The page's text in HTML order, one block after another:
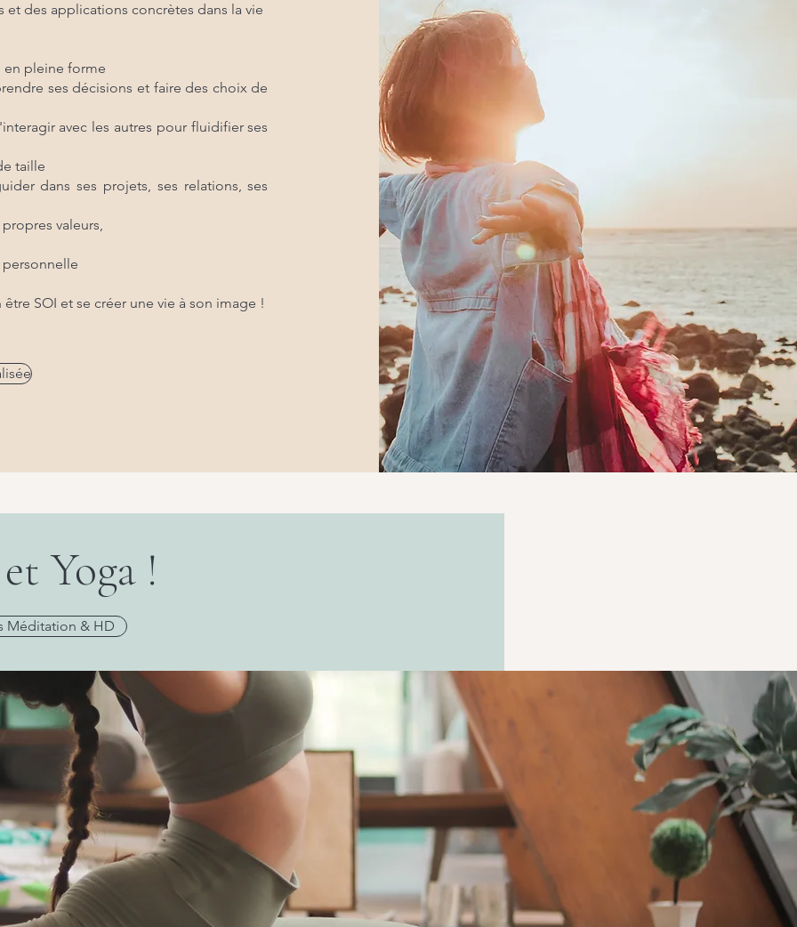
des applications concrètes dans la vie
en pleine forme
ses décisions et faire des choix de
avec les autres pour fluidifier ses
taille
dans ses projets, ses relations, ses
valeurs,
personnelle
SOI et se créer une vie à son image !
Yoga !
Méditation & HD